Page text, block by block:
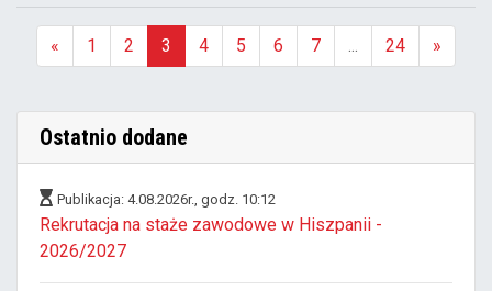
« 1 2
3
4 5 6 7 24 »
Ostatnio dodane
Publikacja: 4.08.2026r., godz. 10:12
Rekrutacja na staże zawodowe w Hiszpanii -
2026/2027